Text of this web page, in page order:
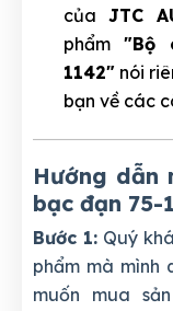
của JTC
phẩm"Bộ
1142" nói
bạn về các
Hướng dẫn
bạc đạn 75-
Bước 1:Quý
phẩm mà mình
muốn mua